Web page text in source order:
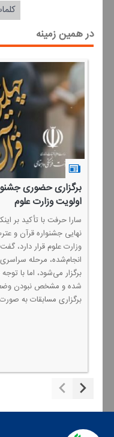
در همین زمینه
برگزاری حضوری
اولویت وزارت علوم
سارا حرفت با تأكید بر
نهایی جشنواره قرآن و
وزارت علوم قرار دارد،
انجام‌شده، مرحله سراسری
برگزار می‌شود، اما با
شده و مشخص نبودن
برگزاری مسابقات به